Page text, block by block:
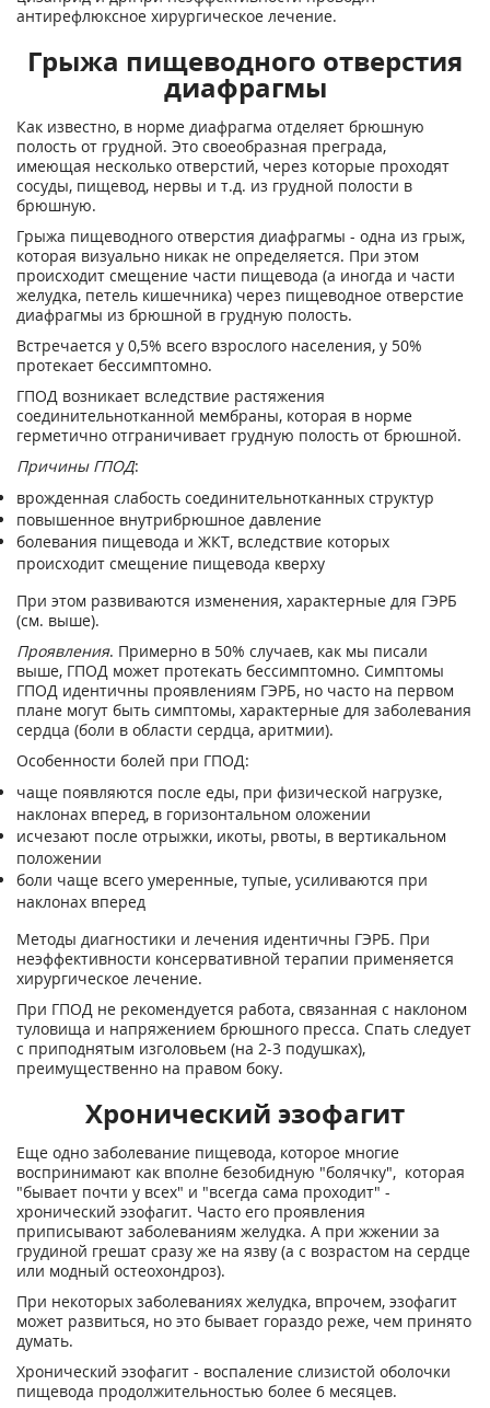
антирефлюксное хирургическое лечение.
Грыжа пищеводного отверстия
диафрагмы
Как известно, в норме диафрагма отделяет брюшную
полость от грудной. Это своеобразная преграда,
имеющая несколько отверстий, через которые проходят
сосуды, пищевод, нервы и т.д. из грудной полости в
брюшную.
Грыжа пищеводного отверстия диафрагмы - одна из грыж,
которая визуально никак не определяется. При этом
происходит смещение части пищевода (а иногда и части
желудка, петель кишечника) через пищеводное отверстие
диафрагмы из брюшной в грудную полость.
Встречается у 0,5% всего взрослого населения, у 50%
протекает бессимптомно.
ГПОД возникает вследствие растяжения
соединительнотканной мембраны, которая в норме
герметично отграничивает грудную полость от брюшной.
Причины ГПОД:
врожденная слабость соединительнотканных структур
повышенное внутрибрюшное давление
болевания пищевода и ЖКТ, вследствие которых
происходит смещение пищевода кверху
При этом развиваются изменения, характерные для ГЭРБ
(см. выше).
Проявления. Примерно в 50% случаев, как мы писали
выше, ГПОД может протекать бессимптомно. Симптомы
ГПОД идентичны проявлениям ГЭРБ, но часто на первом
плане могут быть симптомы, характерные для заболевания
сердца (боли в области сердца, аритмии).
Особенности болей при ГПОД:
чаще появляются после еды, при физической нагрузке,
наклонах вперед, в горизонтальном оложении
исчезают после отрыжки, икоты, рвоты, в вертикальном
положении
боли чаще всего умеренные, тупые, усиливаются при
наклонах вперед
Методы диагностики и лечения идентичны ГЭРБ. При
неэффективности консервативной терапии применяется
хирургическое лечение.
При ГПОД не рекомендуется работа, связанная с наклоном
туловища и напряжением брюшного пресса. Спать следует
с приподнятым изголовьем (на 2-3 подушках),
преимущественно на правом боку.
Хронический эзофагит
Еще одно заболевание пищевода, которое многие
воспринимают как вполне безобидную "болячку", которая
"бывает почти у всех" и "всегда сама проходит" -
хронический эзофагит. Часто его проявления
приписывают заболеваниям желудка. А при жжении за
грудиной грешат сразу же на язву (а с возрастом на сердце
или модный остеохондроз).
При некоторых заболеваниях желудка, впрочем, эзофагит
может развиться, но это бывает гораздо реже, чем принято
думать.
Хронический эзофагит - воспаление слизистой оболочки
пищевода продолжительностью более 6 месяцев.